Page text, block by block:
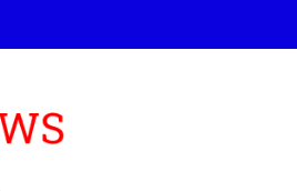
Sejarah dan Lakukan Aksi Bersih